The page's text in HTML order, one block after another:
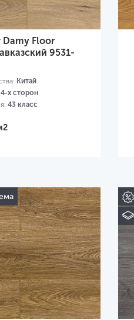
Damy Floor
9531-
Китай
х сторон
43 класс